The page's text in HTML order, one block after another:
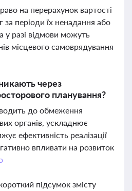
на перерахунок вартості
за періоди їх ненадання або
у разі відмови можуть
місцевого самоврядування
через
планування?
до обмеження
органів, ускладнює
ефективність реалізації
впливати на розвиток
підсумок змісту